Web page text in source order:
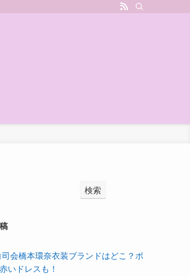
検索
会橋本環奈衣装ブランドはどこ？ポ
いドレスも！